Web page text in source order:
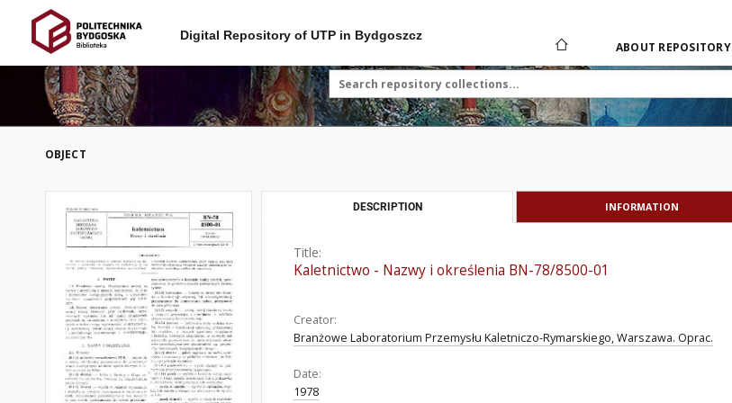
Digital Repository of UTP in Bydgoszcz
ABOUT REPOSITORY
OBJECT
DESCRIPTION INFORMATION
Title:
Kaletnictwo - Nazwy i określenia BN-78/8500-01
Creator:
Branżowe Laboratorium Przemysłu Kaletniczo-Rymarskiego, Warszawa. Oprac.
Date:
1978